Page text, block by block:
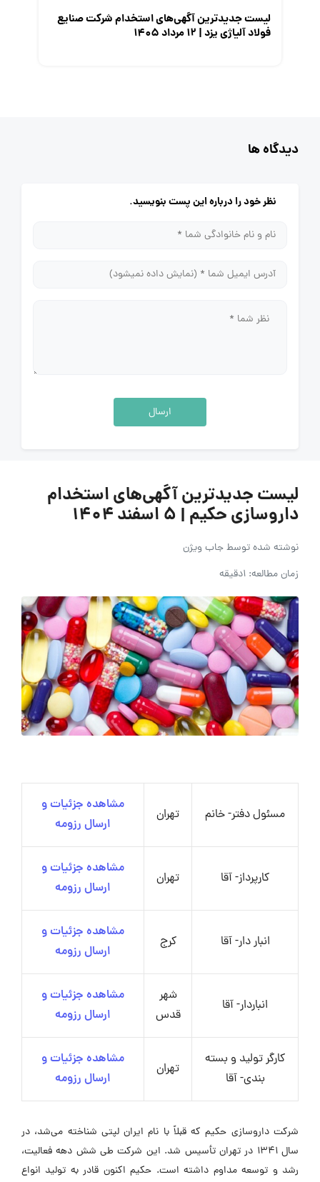
لیست جدیدترین آگهی‌های استخدام شرکت صنایع
فولاد آلیاژی یزد | ۱۲ مرداد ۱۴۰۵
دیدگاه ها
نظر خود را درباره این پست بنویسید.
ارسال
لیست جدیدترین آگهی‌های استخدام
داروسازی حکیم | ۵ اسفند ۱۴۰۴
نوشته شده توسطجاب ویژن
زمان مطالعه: 1دقیقه
مسئول دفتر- خانم تهران
مشاهده جزئیات و
ارسال رزومه
کارپرداز- آقا تهران
مشاهده جزئیات و
ارسال رزومه
انبار دار- آقا کرج
مشاهده جزئیات و
ارسال رزومه
انباردار- آقا
شهر
قدس
مشاهده جزئیات و
ارسال رزومه
کارگر تولید و بسته
بندی- آقا
تهران
مشاهده جزئیات و
ارسال رزومه
شرکت داروسازی حکیم که قبلاً با نام ایران لپتی شناخته می‌شد، در
سال ۱۳۴۱ در تهران تأسیس شد. این شرکت طی شش دهه فعالیت،
رشد و توسعه مداوم داشته است. حکیم اکنون قادر به تولید انواع